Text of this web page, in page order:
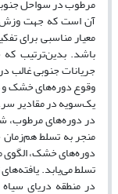
مرطوب در سواحل
آن است که جهت وزش
معیار مناسبی برای
باشد. بدین‌ترتیب
جریانات جنوبی
وقوع دوره‌‌های خشک و
یک‌سویه در مقادیر
در دوره‌‌های مرطوب،
منجر به تسلط
دوره‌‌های خشک، الگوی
تسلط می‌‌یابد.
در منطقه دریای